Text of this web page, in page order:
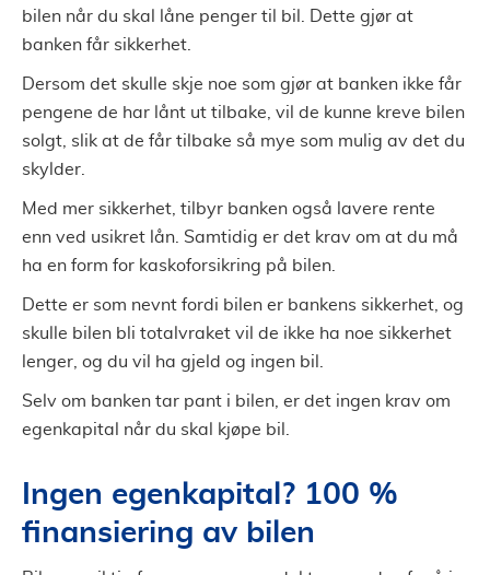
bilen når du skal låne penger til bil. Dette gjør at
banken får sikkerhet.
Dersom det skulle skje noe som gjør at banken ikke får
pengene de har lånt ut tilbake, vil de kunne kreve bilen
solgt, slik at de får tilbake så mye som mulig av det du
skylder.
Med mer sikkerhet, tilbyr banken også lavere rente
enn ved usikret lån. Samtidig er det krav om at du må
ha en form for kaskoforsikring på bilen.
Dette er som nevnt fordi bilen er bankens sikkerhet, og
skulle bilen bli totalvraket vil de ikke ha noe sikkerhet
lenger, og du vil ha gjeld og ingen bil.
Selv om banken tar pant i bilen, er det ingen krav om
egenkapital når du skal kjøpe bil.
Ingen egenkapital? 100 %
finansiering av bilen